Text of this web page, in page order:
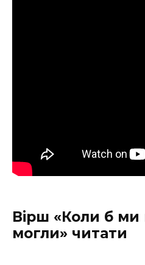
Вірш «Коли б ми
могли» читати